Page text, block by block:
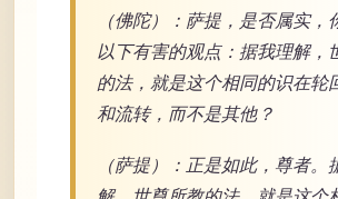
（佛陀）：萨提，是否属实，
以下有害的观点：据我理解，
的法，就是这个相同的识在轮
和流转，而不是其他？
（萨提）：正是如此，尊者。